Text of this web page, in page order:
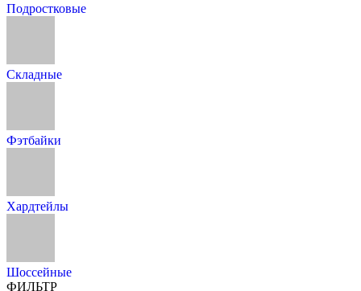
Подростковые
Складные
Фэтбайки
Хардтейлы
Шоссейные
ФИЛЬТР